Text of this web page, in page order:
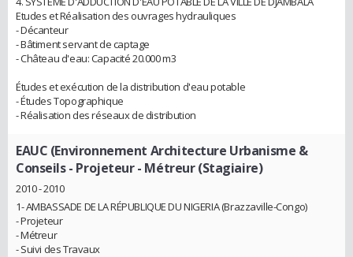
Etudes et Réalisation des ouvrages hydrauliques
- Décanteur
- Bâtiment servant de captage
- Château d'eau: Capacité 20.000 m3
Études et exécution de la distribution d'eau potable
- Études Topographique
- Réalisation des réseaux de distribution
EAUC (Environnement Architecture Urbanisme &
Conseils- Projeteur - Métreur (Stagiaire)
2010 - 2010
1- AMBASSADE DE LA RÉPUBLIQUE DU NIGERIA (Brazzaville-Congo)
- Projeteur
- Métreur
- Suivi des Travaux